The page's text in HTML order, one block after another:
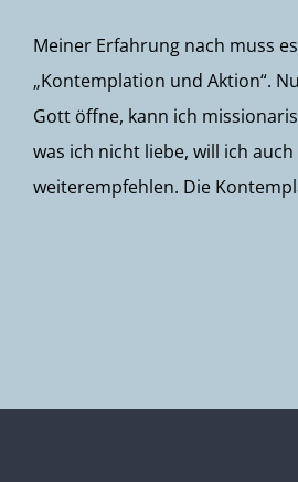
Meiner Erfahrung nach muss
„Kontemplation und Aktion“.
Gott öffne, kann ich
was ich nicht liebe, will ich
weiterempfehlen. Die